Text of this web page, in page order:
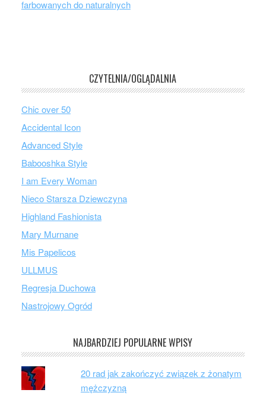
farbowanych do naturalnych
CZYTELNIA/OGLĄDALNIA
Chic over 50
Accidental Icon
Advanced Style
Babooshka Style
I am Every Woman
Nieco Starsza Dziewczyna
Highland Fashionista
Mary Murnane
Mis Papelicos
ULLMUS
Regresja Duchowa
Nastrojowy Ogród
NAJBARDZIEJ POPULARNE WPISY
20 rad jak zakończyć związek z żonatym
mężczyzną